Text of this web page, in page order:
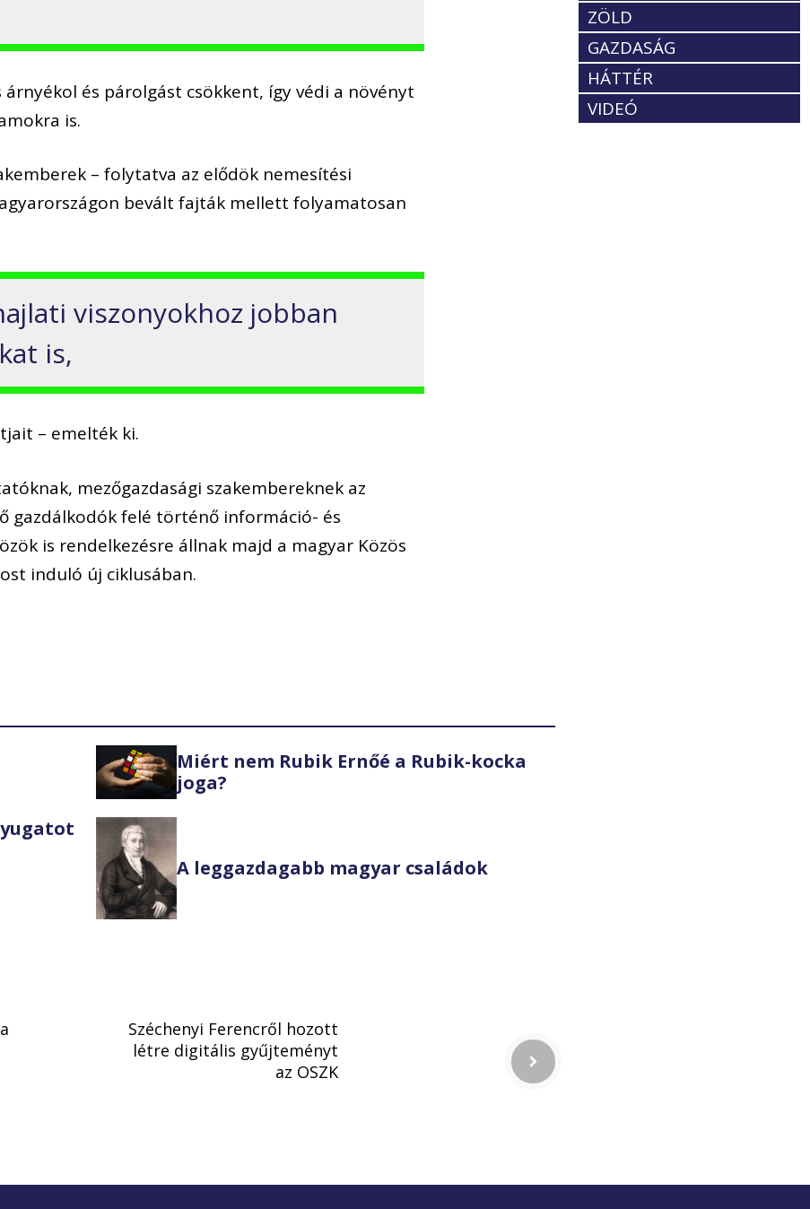
és párolgást csökkent, így védi a növényt
is.
– folytatva az elődök nemesítési
bevált fajták mellett folyamatosan
viszonyokhoz jobban
is,
– emelték ki.
mezőgazdasági szakembereknek az
gazdálkodók felé történő információ- és
is rendelkezésre állnak majd a magyar Közös
induló új ciklusában.
Miért nem Rubik Ernőé a Rubik-kocka
joga?
A leggazdagabb magyar családok
ZÖLD
GAZDASÁG
HÁTTÉR
VIDEÓ
Széchenyi Ferencről hozott
létre digitális gyűjteményt
az OSZK